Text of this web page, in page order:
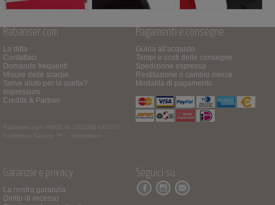
Rabanser.com
La ditta
Contattaci
Domande frequenti
Misure delle scarpe
Serve aiuto per la scelta?
Impressum
Credits & Partner
Rabanser.com
MWSt.Nr. IT01391430210
© Internet Service ™ -
Impressum
Pagamenti e consegne
Guida all'acquisto
Tempi e costi delle consegne
Spedizione espressa
Restituzione o cambio merce
Modalità di pagamento
Garanzie e privacy
La nostra garanzia
Diritto di recesso
Seguici su